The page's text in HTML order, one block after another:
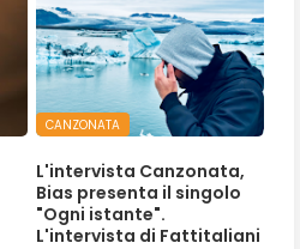
CANZONATA
L'intervista Canzonata,
Bias presenta il singolo
"Ogni istante".
L'intervista di Fattitaliani